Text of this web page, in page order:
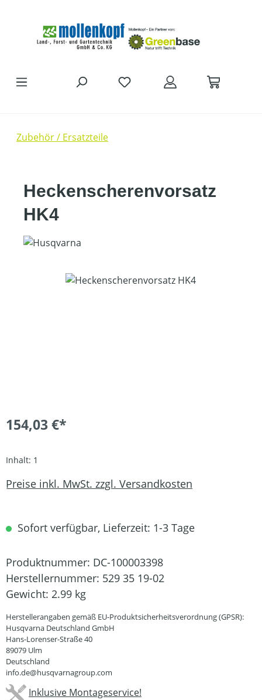
Zubehör / Ersatzteile
Heckenscherenvorsatz
HK4
Bildergalerie überspringen
154,03 €*
Inhalt: 1
Preise inkl. MwSt. zzgl. Versandkosten
Sofort verfügbar, Lieferzeit: 1-3 Tage
Produktnummer: DC-100003398
Herstellernummer: 529 35 19-02
Gewicht: 2.99 kg
Herstellerangaben gemäß EU-Produktsicherheitsverordnung (GPSR):
Husqvarna Deutschland GmbH
Hans-Lorenser-Straße 40
89079 Ulm
Deutschland
info.de@husqvarnagroup.com
Inklusive Montageservice!